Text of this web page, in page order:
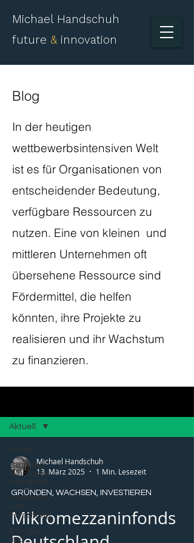
Michael Handschuh
future & innovation
Blog
​In der heutigen
wettbewerbsintensiven Welt
ist es für Organisationen von
entscheidender Bedeutung,
verfügbare Ressourcen zu
nutzen. Eine von kleinen und
mittleren Unternehmen oft
übersehene Ressource sind
Fördermittel, die helfen
könnten, ihre Projekte zu
realisieren und ihr Wachstum
zu finanzieren.
Gründen,
Wachsen,
Forschung
und
Aktuell.
Michael Handschuh
13. März 2025
1 Min. Lesezeit
GRÜNDEN, WACHSEN, INVESTIEREN
Mikromezzaninfonds